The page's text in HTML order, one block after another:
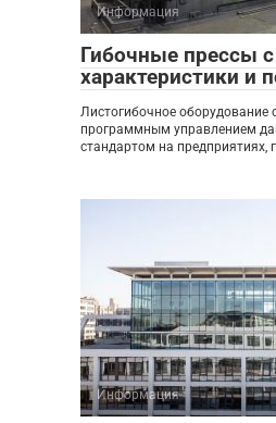
Информация
Гибочные прессы
характеристики и
Листогибочное оборудование
программным управлением
стандартом на предприятиях,
Информация